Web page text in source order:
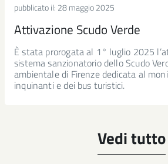
pubblicato il: 28 maggio 2025
Attivazione Scudo Verde
È stata prorogata al 1° luglio 2025
sistema sanzionatorio dello Scudo
ambientale di Firenze dedicata al
inquinanti e dei bus turistici.
Vedi tutto